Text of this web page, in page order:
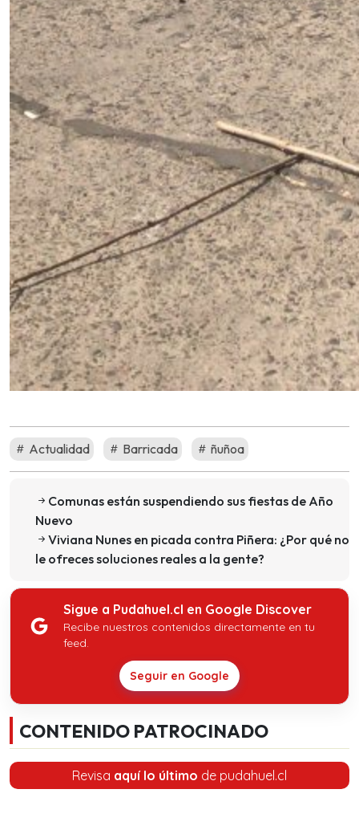
Actualidad Barricada ñuñoa
Comunas están suspendiendo sus fiestas de Año
Nuevo
Viviana Nunes en picada contra Piñera: ¿Por qué no
le ofreces soluciones reales a la gente?
Sigue a Pudahuel.cl en Google Discover
Recibe nuestros contenidos directamente en tu
feed.
Seguir en Google
CONTENIDO PATROCINADO
Revisa aquí lo último de pudahuel.cl